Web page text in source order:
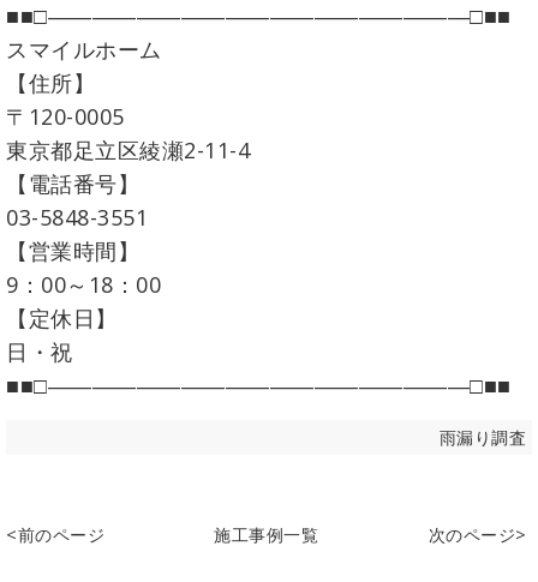
■■□―――――――――――――――――――□■■
スマイルホーム
【住所】
〒120-0005
東京都足立区綾瀬2-11-4
【電話番号】
03-5848-3551
【営業時間】
9：00～18：00
【定休日】
日・祝
■■□―――――――――――――――――――□■■
雨漏り調査
<前のページ 施工事例一覧 次のページ>